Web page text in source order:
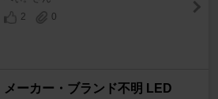
2
0
メーカー・ブランド不明 LED